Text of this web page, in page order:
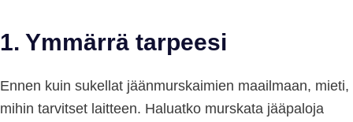
1. Ymmärrä tarpeesi
Ennen kuin sukellat jäänmurskaimien maailmaan, mieti,
mihin tarvitset laitteen. Haluatko murskata jääpaloja